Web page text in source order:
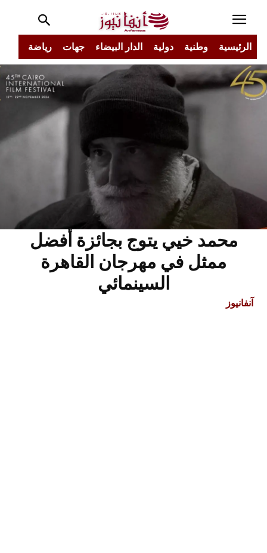
الرئيسية وطنية دولية الدار البيضاء جهات رياضة
محمد خيي يتوج بجائزة أفضل
ممثل في مهرجان القاهرة
السينمائي
آنفانيوز